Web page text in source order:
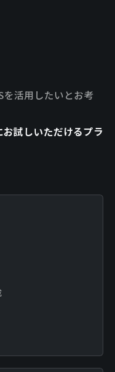
活用したいとお考
試しいただけるプラ